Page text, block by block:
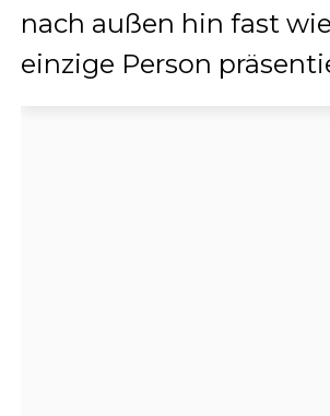
nach außen hin fast
einzige Person